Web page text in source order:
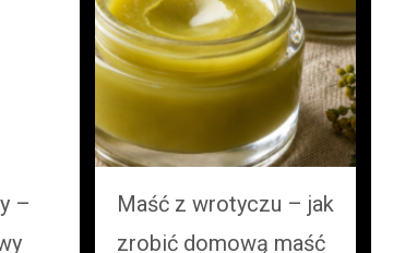
–
Maść z wrotyczu – jak
zrobić domową maść